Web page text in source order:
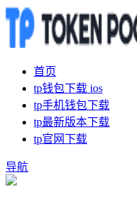
首页
tp钱包下载 ios
tp手机钱包下载
tp最新版本下载
tp官网下载
导航